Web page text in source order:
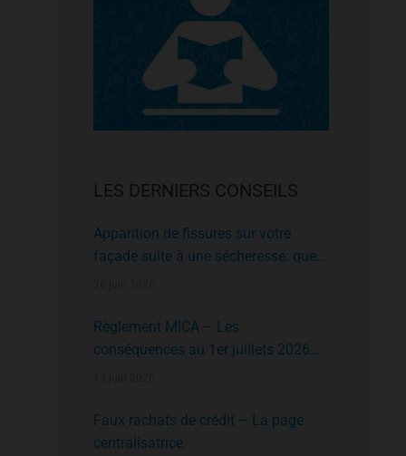
LES DERNIERS CONSEILS
Apparition de fissures sur votre
façade suite à une sécheresse: que
Règlement MICA – Les
conséquences au 1er juillets 2026
Faux rachats de crédit – La page
centralisatrice